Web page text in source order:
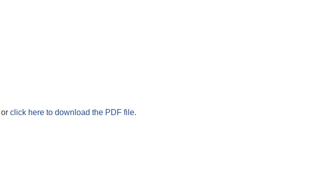
or click here to download the PDF file.